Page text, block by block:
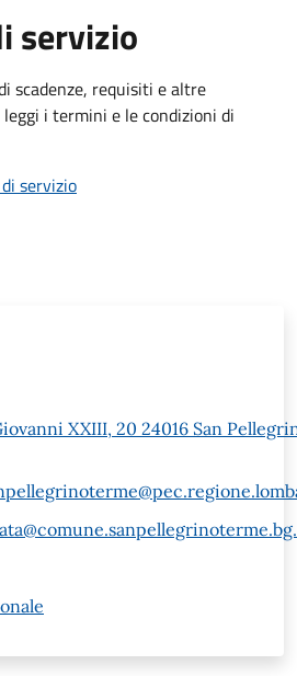
servizio
scadenze, requisiti e altre
i termini e le condizioni di
servizio
XXIII, 20 24016 San